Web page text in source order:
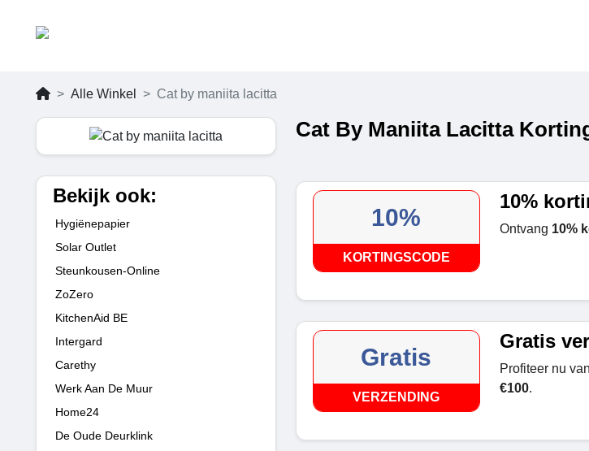
Alle Winkel Cat by maniita lacitta
Bekijk ook:
Hygiënepapier
Solar Outlet
Steunkousen-Online
ZoZero
KitchenAid BE
Intergard
Carethy
Werk Aan De Muur
Home24
De Oude Deurklink
Cat By Maniita Lacitta
10%
KORTINGSCODE
10%
Ontvang 10%
Gratis
VERZENDING
Gratis
Profiteer nu van
€100.